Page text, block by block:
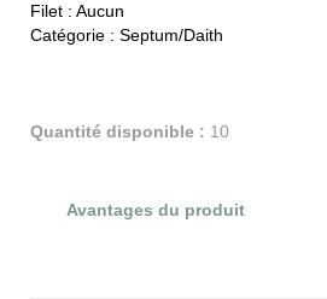
Filet : Aucun
Catégorie : Septum/Daith
Quantité disponible : 10
Avantages du produit